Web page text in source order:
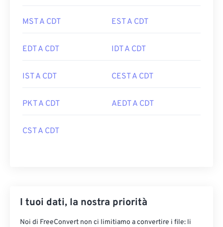
MST A CDT EST A CDT
EDT A CDT IDT A CDT
IST A CDT CEST A CDT
PKT A CDT AEDT A CDT
CST A CDT
I tuoi dati, la nostra priorità
Noi di FreeConvert non ci limitiamo a convertire i file: li